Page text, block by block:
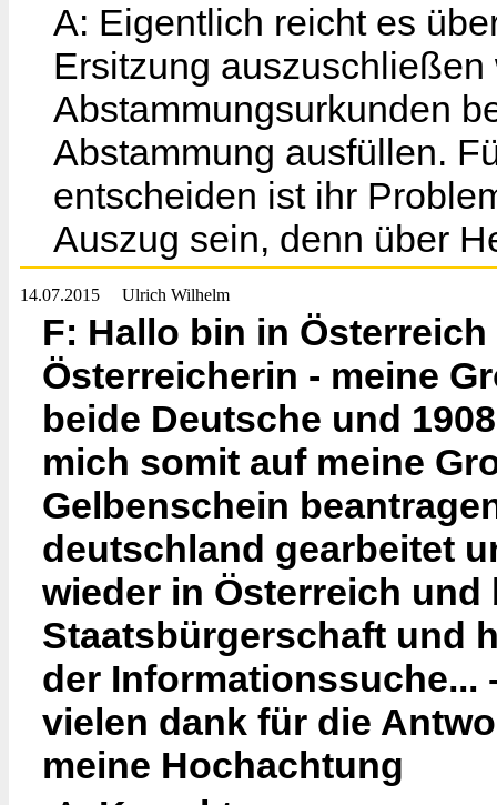
A: Eigentlich reicht es
Ersitzung
Abstammungsurkunden
Abstammung ausfüllen.
entscheiden ist ihr
Auszug sein, denn über
14.07.2015 Ulrich Wilhelm
F: Hallo bin in
Österreicherin - meine
beide Deutsche und
mich somit auf meine
Gelbenschein
deutschland gearbeitet
wieder in Österreich
Staatsbürgerschaft und
der Informationssuche...
vielen dank für die
meine Hochachtung